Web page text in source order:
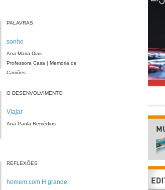
PALAVRAS
sonho
Ana Maria Dias
Professora Casa | Memória de
Camões
O DESENVOLVIMENTO
Viajar
Ana Paula Remédios
REFLEXÕES
homem com H grande